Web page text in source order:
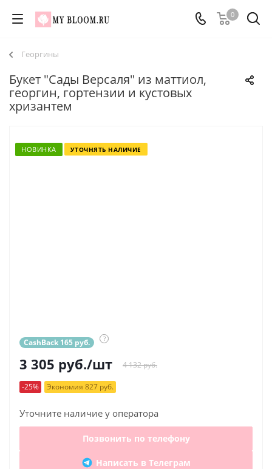
0
Георгины
Букет "Сады Версаля" из маттиол,
георгин, гортензии и кустовых
хризантем
НОВИНКА УТОЧНЯТЬ НАЛИЧИЕ
CashBack 165 руб. ?
3 305 руб./шт 4 132 руб.
-25% Экономия 827 руб.
Уточните наличие у оператора
Позвонить по телефону
Написать в Телеграм